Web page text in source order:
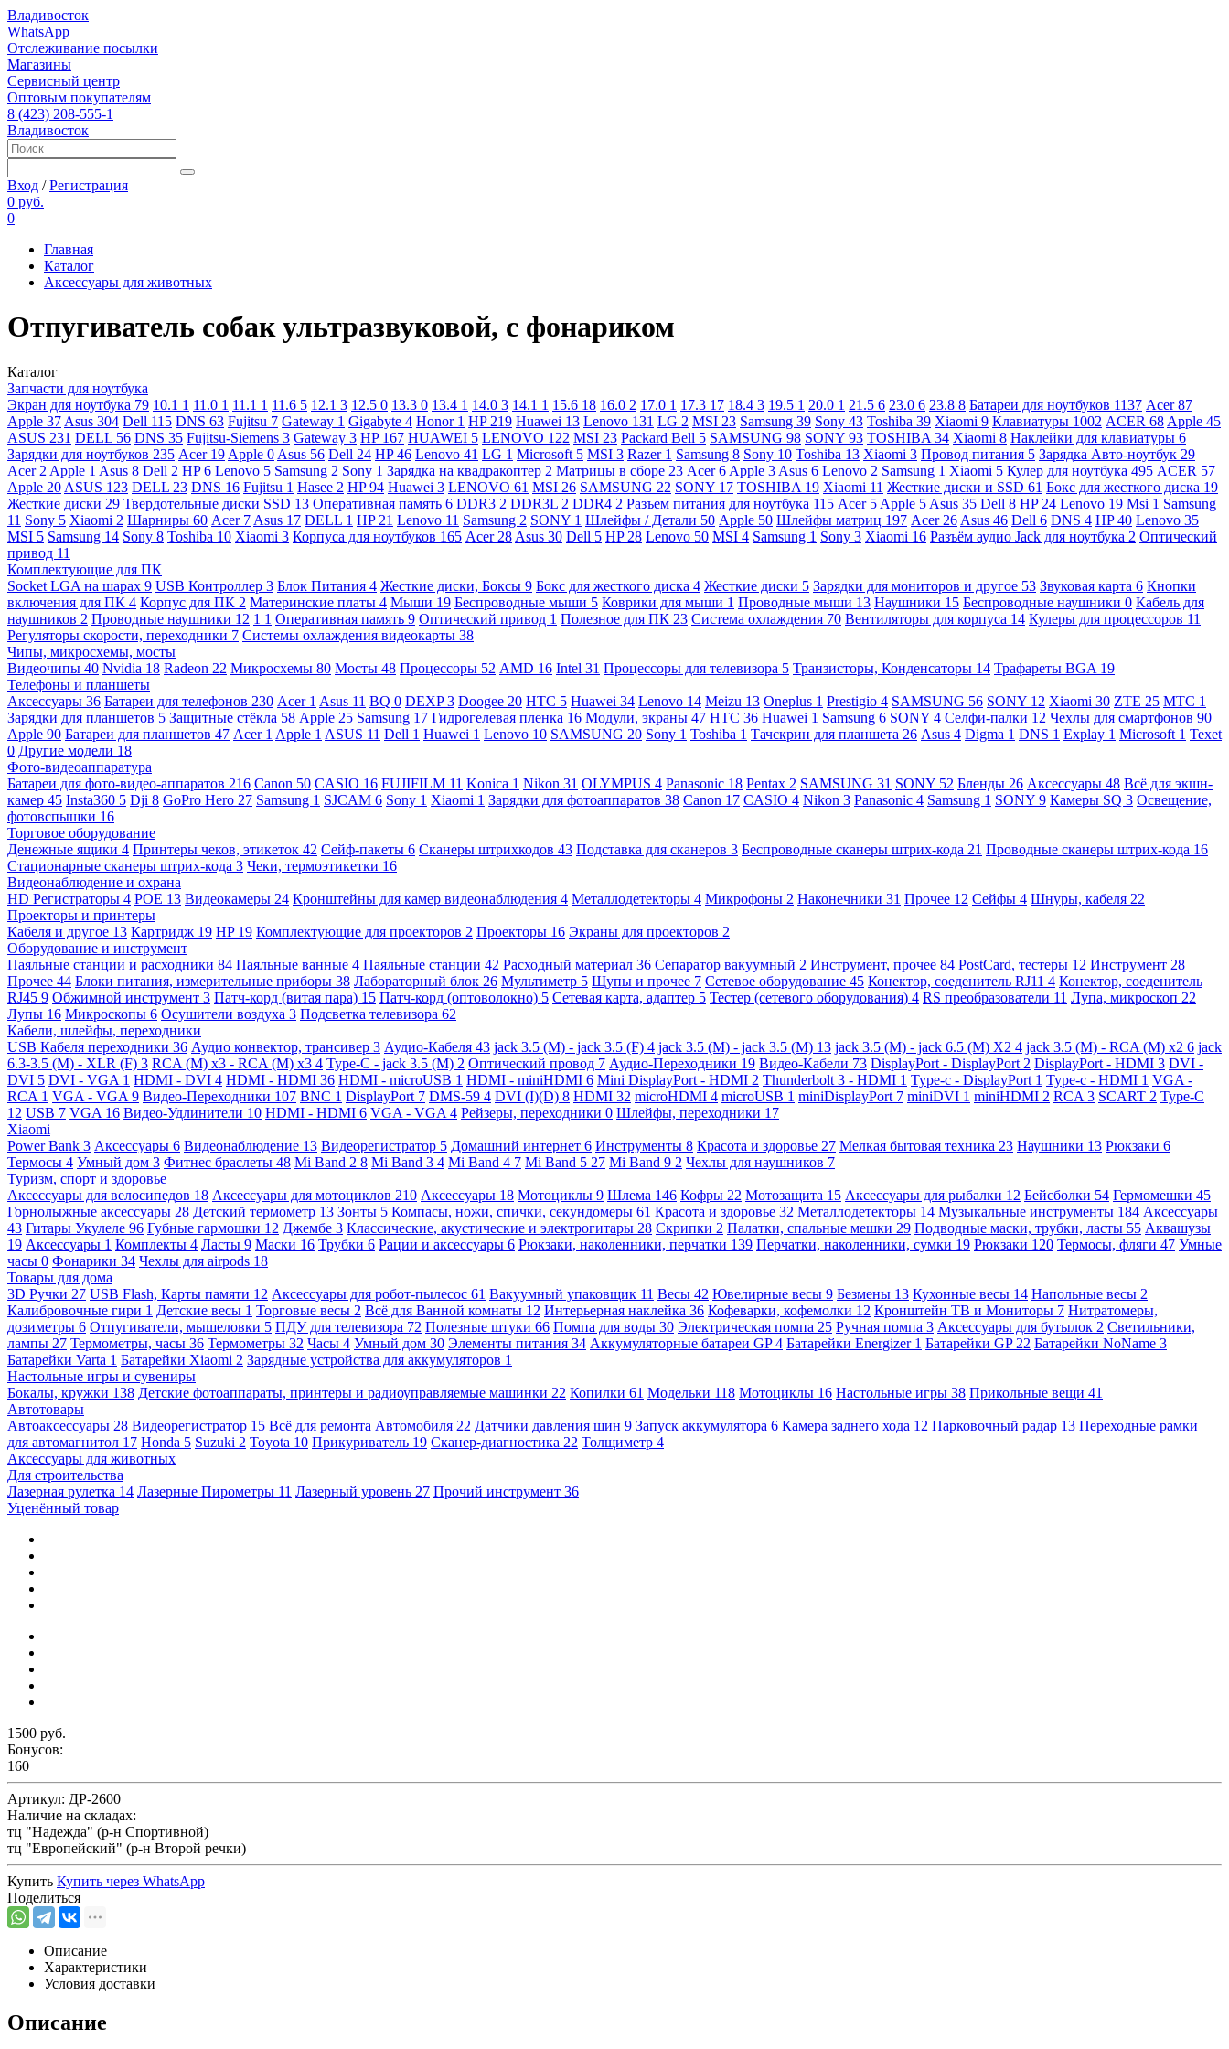
Владивосток
WhatsApp
Отслеживание посылки
Магазины
Сервисный центр
Оптовым покупателям
8 (423) 208-555-1
Владивосток
Вход /Регистрация
0 руб.
0
Главная
Каталог
Аксессуары для животных
Отпугиватель собак ультразвуковой, с фонариком
Каталог
Запчасти для ноутбука
Экран для ноутбука 79 10.1 1 11.0 1 11.1 1 11.6 5 12.1 3 12.5 0 13.3 0 13.4 1 14.0 3 14.1 1 15.6 18 16.0 2 17.0 1 17.3 17 18.4 3 19.5 1 20.0 1 21.5 6 23.0 6 23.8 8 Батареи для ноутбуков 1137 Acer87
Apple 37 Asus 304 Dell 115 DNS 63 Fujitsu 7 Gateway 1 Gigabyte 4 Honor 1 HP 219 Huawei 13 Lenovo 131 LG 2 MSI 23 Samsung 39 Sony 43 Toshiba 39 Xiaomi 9 Клавиатуры 1002 ACER 68 Apple 45
ASUS 231 DELL 56 DNS 35 Fujitsu-Siemens 3 Gateway 3 HP 167 HUAWEI 5 LENOVO 122 MSI 23 Packard Bell 5 SAMSUNG 98 SONY 93 TOSHIBA 34 Xiaomi 8 Наклейки для клавиатуры 6
Зарядки для ноутбуков 235 Acer 19 Apple 0 Asus 56 Dell 24 HP46 Lenovo 41 LG 1 Microsoft 5 MSI 3 Razer 1 Samsung 8 Sony 10 Toshiba 13 Xiaomi 3 Провод питания 5 Зарядка Авто-ноутбук 29
Acer 2 Apple 1 Asus 8 Dell 2 HP6 Lenovo 5 Samsung 2 Sony 1 Зарядка на квадракоптер 2 Матрицы в сборе 23 Acer6 Apple 3 Asus 6 Lenovo 2 Samsung 1 Xiaomi 5 Кулер для ноутбука 495 ACER 57
Apple 20 ASUS 123 DELL 23 DNS 16 Fujitsu 1 Hasee 2 HP94 Huawei 3 LENOVO 61 MSI 26 SAMSUNG 22 SONY 17 TOSHIBA 19 Xiaomi 11 Жесткие диски и SSD 61 Бокс для жесткого диска 19
Жесткие диски 29 Твердотельные диски SSD 13 Оперативная память 6 DDR3 2 DDR3L 2 DDR4 2 Разъем питания для ноутбука 115 Acer 5 Apple 5 Asus 35 Dell 8 HP 24 Lenovo 19 Msi 1 Samsung
11 Sony 5 Xiaomi 2 Шарниры 60 Acer 7 Asus 17 DELL 1 HP 21 Lenovo 11 Samsung 2 SONY 1 Шлейфы / Детали 50 Apple 50 Шлейфы матриц 197 Acer 26 Asus 46 Dell 6 DNS 4 HP40 Lenovo 35
MSI 5 Samsung 14 Sony 8 Toshiba 10 Xiaomi 3 Корпуса для ноутбуков 165 Acer 28 Asus 30 Dell 5 HP 28 Lenovo 50 MSI 4 Samsung 1 Sony 3 Xiaomi 16 Разъём аудио Jack для ноутбука 2 Оптический
привод 11
Комплектующие для ПК
Socket LGA на шарах 9 USB Контроллер 3 Блок Питания 4 Жесткие диски, Боксы 9 Бокс для жесткого диска 4 Жесткие диски 5 Зарядки для мониторов и другое 53 Звуковая карта 6 Кнопки
включения для ПК 4 Корпус для ПК 2 Материнские платы 4 Мыши 19 Беспроводные мыши 5 Коврики для мыши 1 Проводные мыши 13 Наушники 15 Беспроводные наушники 0 Кабель для
наушников 2 Проводные наушники 12 1 1 Оперативная память 9 Оптический привод 1 Полезное для ПК 23 Система охлаждения 70 Вентиляторы для корпуса 14 Кулеры для процессоров 11
Регуляторы скорости, переходники 7 Системы охлаждения видеокарты 38
Чипы, микросхемы, мосты
Видеочипы 40 Nvidia 18 Radeon 22 Микросхемы 80 Мосты 48 Процессоры 52 AMD 16 Intel 31 Процессоры для телевизора 5 Транзисторы, Конденсаторы 14 Трафареты BGA 19
Телефоны и планшеты
Аксессуары 36 Батареи для телефонов 230 Acer 1 Asus 11 BQ 0 DEXP3 Doogee 20 HTC 5 Huawei 34 Lenovo 14 Meizu 13 Oneplus 1 Prestigio 4 SAMSUNG 56 SONY 12 Xiaomi 30 ZTE 25 МТС 1
Зарядки для планшетов 5 Защитные стёкла 58 Apple 25 Samsung 17 Гидрогелевая пленка 16 Модули, экраны 47 HTC 36 Huawei 1 Samsung 6 SONY 4 Селфи-палки 12 Чехлы для смартфонов 90
Apple 90 Батареи для планшетов 47 Acer 1 Apple 1 ASUS 11 Dell 1 Huawei 1 Lenovo 10 SAMSUNG 20 Sony 1 Toshiba 1 Тачскрин для планшета 26 Asus 4 Digma 1 DNS 1 Explay 1 Microsoft 1 Texet
0 Другие модели 18
Фото-видеоаппаратура
Батареи для фото-видео-аппаратов 216 Canon 50 CASIO 16 FUJIFILM 11 Konica 1 Nikon 31 OLYMPUS 4 Panasonic 18 Pentax 2 SAMSUNG 31 SONY 52 Бленды 26 Аксессуары 48 Всё для экшн-
камер 45 Insta360 5 Dji 8 GoPro Hero 27 Samsung 1 SJCAM 6 Sony 1 Xiaomi 1 Зарядки для фотоаппаратов 38 Canon 17 CASIO 4 Nikon 3 Panasonic 4 Samsung 1 SONY 9 Камеры SQ 3 Освещение,
фотовспышки 16
Торговое оборудование
Денежные ящики 4 Принтеры чеков, этикеток 42 Сейф-пакеты 6 Сканеры штрихкодов 43 Подставка для сканеров 3 Беспроводные сканеры штрих-кода 21 Проводные сканеры штрих-кода 16
Стационарные сканеры штрих-кода 3 Чеки, термоэтикетки 16
Видеонаблюдение и охрана
HD Регистраторы 4 POE 13 Видеокамеры 24 Кронштейны для камер видеонаблюдения 4 Металлодетекторы 4 Микрофоны 2 Наконечники 31 Прочее 12 Сейфы 4 Шнуры, кабеля 22
Проекторы и принтеры
Кабеля и другое 13 Картридж 19 HP 19 Комплектующие для проекторов 2 Проекторы 16 Экраны для проекторов 2
Оборудование и инструмент
Паяльные станции и расходники 84 Паяльные ванные 4 Паяльные станции 42 Расходный материал 36 Сепаратор вакуумный 2 Инструмент, прочее 84 PostCard, тестеры 12 Инструмент 28
Прочее 44 Блоки питания, измерительные приборы 38 Лабораторный блок 26 Мультиметр 5 Щупы и прочее 7 Сетевое оборудование 45 Конектор, соеденитель RJ11 4 Конектор, соеденитель
RJ45 9 Обжимной инструмент 3 Патч-корд (витая пара) 15 Патч-корд (оптоволокно) 5 Сетевая карта, адаптер 5 Тестер (сетевого оборудования) 4 RS преобразователи 11 Лупа, микроскоп 22
Лупы 16 Микроскопы 6 Осушители воздуха 3 Подсветка телевизора 62
Кабели, шлейфы, переходники
USB Кабеля переходники 36 Аудио конвектор, трансивер 3 Аудио-Кабеля 43 jack 3.5 (M) - jack 3.5 (F) 4 jack 3.5 (M) - jack 3.5 (M) 13 jack 3.5 (M) - jack 6.5 (M) X2 4 jack 3.5 (M) - RCA (M) x2 6 jack
6.3-3.5 (M) - XLR (F) 3 RCA (M) x3 - RCA (M) x3 4 Type-C - jack 3.5 (M) 2 Оптический провод 7 Аудио-Переходники 19 Видео-Кабели 73 DisplayPort - DisplayPort 2 DisplayPort - HDMI 3 DVI -
DVI 5 DVI - VGA 1 HDMI - DVI 4 HDMI - HDMI 36 HDMI - microUSB 1 HDMI - miniHDMI 6 Mini DisplayPort - HDMI 2 Thunderbolt 3 - HDMI 1 Type-c - DisplayPort 1 Type-c - HDMI 1 VGA -
RCA 1 VGA - VGA 9 Видео-Переходники 107 BNC 1 DisplayPort 7 DMS-59 4 DVI (I)(D) 8 HDMI 32 microHDMI 4 microUSB 1 miniDisplayPort 7 miniDVI 1 miniHDMI 2 RCA 3 SCART 2 Type-C
12 USB 7 VGA 16 Видео-Удлинители 10 HDMI - HDMI 6 VGA - VGA 4 Рейзеры, переходники 0 Шлейфы, переходники 17
Xiaomi
Power Bank 3 Аксессуары 6 Видеонаблюдение 13 Видеорегистратор 5 Домашний интернет 6 Инструменты 8 Красота и здоровье 27 Мелкая бытовая техника 23 Наушники 13 Рюкзаки 6
Термосы 4 Умный дом 3 Фитнес браслеты 48 Mi Band 2 8 Mi Band 3 4 Mi Band 4 7 Mi Band 5 27 Mi Band 9 2 Чехлы для наушников 7
Туризм, спорт и здоровье
Аксессуары для велосипедов 18 Аксессуары для мотоциклов 210 Аксессуары 18 Мотоциклы 9 Шлема 146 Кофры 22 Мотозащита 15 Аксессуары для рыбалки 12 Бейсболки 54 Гермомешки 45
Горнолыжные аксессуары 28 Детский термометр 13 Зонты 5 Компасы, ножи, спички, секундомеры 61 Красота и здоровье 32 Металлодетекторы 14 Музыкальные инструменты 184 Аксессуары
43 Гитары Укулеле 96 Губные гармошки 12 Джембе 3 Классические, акустические и электрогитары 28 Скрипки 2 Палатки, спальные мешки 29 Подводные маски, трубки, ласты 55 Аквашузы
19 Аксессуары 1 Комплекты 4 Ласты 9 Маски 16 Трубки 6 Рации и аксессуары 6 Рюкзаки, наколенники, перчатки 139 Перчатки, наколенники, сумки 19 Рюкзаки 120 Термосы, фляги 47 Умные
часы 0 Фонарики 34 Чехлы для airpods 18
Товары для дома
3D Ручки 27 USB Flash, Карты памяти 12 Аксессуары для робот-пылесос 61 Вакуумный упаковщик 11 Весы 42 Ювелирные весы 9 Безмены 13 Кухонные весы 14 Напольные весы 2
Калибровочные гири 1 Детские весы 1 Торговые весы 2 Всё для Ванной комнаты 12 Интерьерная наклейка 36 Кофеварки, кофемолки 12 Кронштейн ТВ и Мониторы 7 Нитратомеры,
дозиметры 6 Отпугиватели, мышеловки 5 ПДУ для телевизора 72 Полезные штуки 66 Помпа для воды 30 Электрическая помпа 25 Ручная помпа 3 Аксессуары для бутылок 2 Светильники,
лампы 27 Термометры, часы 36 Термометры 32 Часы 4 Умный дом 30 Элементы питания 34 Аккумуляторные батареи GP4 Батарейки Energizer 1 Батарейки GP 22 Батарейки NoName 3
Батарейки Varta 1 Батарейки Xiaomi 2 Зарядные устройства для аккумуляторов 1
Настольные игры и сувениры
Бокалы, кружки 138 Детские фотоаппараты, принтеры и радиоуправляемые машинки 22 Копилки 61 Модельки 118 Мотоциклы 16 Настольные игры 38 Прикольные вещи 41
Автотовары
Автоаксессуары 28 Видеорегистратор 15 Всё для ремонта Автомобиля 22 Датчики давления шин 9 Запуск аккумулятора 6 Камера заднего хода 12 Парковочный радар 13 Переходные рамки
для автомагнитол 17 Honda 5 Suzuki 2 Toyota 10 Прикуриватель 19 Сканер-диагностика 22 Толщиметр 4
Аксессуары для животных
Для строительства
Лазерная рулетка 14 Лазерные Пирометры 11 Лазерный уровень 27 Прочий инструмент 36
Уценённый товар
1500 руб.
Бонусов:
160
Артикул: ДР-2600
Наличие на складах:
тц "Надежда" (р-н Спортивной)
тц "Европейский" (р-н Второй речки)
Купить Купить через WhatsApp
Поделиться
Описание
Характеристики
Условия доставки
Описание